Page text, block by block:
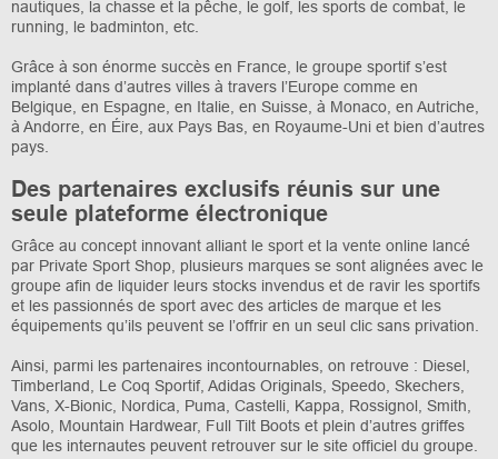
nautiques, la chasse et la pêche, le golf, les sports de combat, le
running, le badminton, etc.
Grâce à son énorme succès en France, le groupe sportif s’est
implanté dans d’autres villes à travers l’Europe comme en
Belgique, en Espagne, en Italie, en Suisse, à Monaco, en Autriche,
à Andorre, en Éire, aux Pays Bas, en Royaume-Uni et bien d’autres
pays.
Des partenaires exclusifs réunis sur une
seule plateforme électronique
Grâce au concept innovant alliant le sport et la vente online lancé
par Private Sport Shop, plusieurs marques se sont alignées avec le
groupe afin de liquider leurs stocks invendus et de ravir les sportifs
et les passionnés de sport avec des articles de marque et les
équipements qu’ils peuvent se l’offrir en un seul clic sans privation.
Ainsi, parmi les partenaires incontournables, on retrouve : Diesel,
Timberland, Le Coq Sportif, Adidas Originals, Speedo, Skechers,
Vans, X-Bionic, Nordica, Puma, Castelli, Kappa, Rossignol, Smith,
Asolo, Mountain Hardwear, Full Tilt Boots et plein d’autres griffes
que les internautes peuvent retrouver sur le site officiel du groupe.